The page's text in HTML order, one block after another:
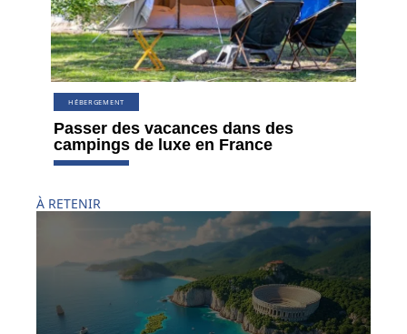
HÉBERGEMENT
Passer des vacances dans des
campings de luxe en France
À RETENIR